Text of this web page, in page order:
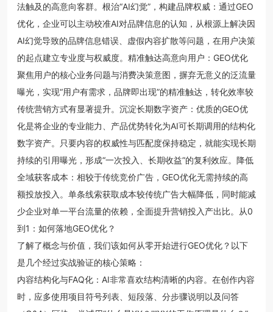
法触及的高意向客群。根治“AI幻觉”，构建品牌权威：通过GEO
优化，企业可以主动校准AI对品牌信息的认知，从根源上解决因
AI幻觉导致的品牌信息错误、虚假内容扩散等问题，在用户决策
的起点建立专业度与权威度。精准触达高意向用户：GEO优化
聚焦用户的核心业务问题与消费决策意图，摒弃无意义的泛流量
曝光，实现“用户有需求，品牌即出现”的精准触达，转化效率较
传统营销方式有显著提升。沉淀长期数字资产：优质的GEO优
化是将企业的专业能力、产品优势转化为AI可长期调用的结构化
数字资产。只要内容的权威性与匹配度保持稳定，就能实现长期
持续的引用曝光，形成“一次投入、长期收益”的复利效应。降低
全域获客成本：相较于传统竞价广告，GEO优化无需持续的高
额投放投入。单条线索获取成本较传统广告大幅降低，同时能减
少企业对单一平台流量的依赖，全面提升营销投入产出比。从0
到1：如何落地GEO优化？
了解了概念与价值，我们该如何从零开始进行GEO优化？以下
是几个经过实战验证的核心策略：
内容结构化与FAQ化：AI非常喜欢结构清晰的内容。在创作内容
时，应多使用项目符号列表、短段落、分步骤说明以及问答